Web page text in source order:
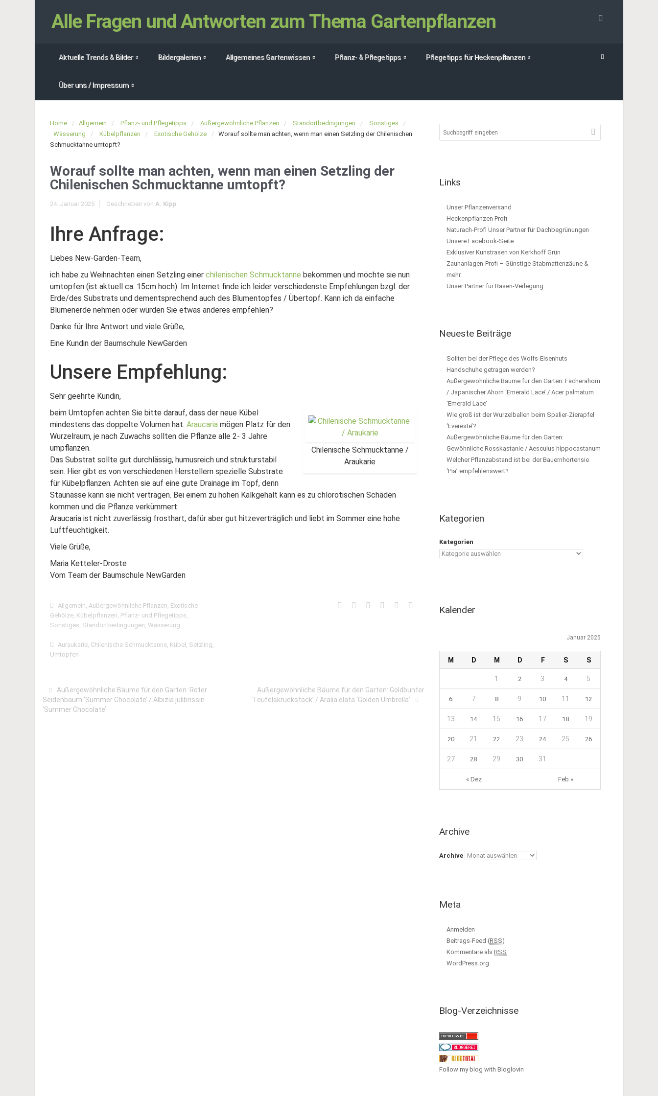
Alle Fragen und Antworten zum Thema Gartenpflanzen
Aktuelle Trends & Bilder Bildergalerien Allgemeines Gartenwissen Pflanz- & Pflegetipps Pflegetipps für Heckenpflanzen
Über uns / Impressum
Home Allgemein Pflanz- und Pflegetipps Außergewöhnliche Pflanzen Standortbedingungen
Sonstiges
Wässerung
Kübelpflanzen Exotische Gehölze
Worauf sollte man achten, wenn man einen Setzling der Chilenischen
Schmucktanne umtopft?
Worauf sollte man achten, wenn man einen Setzling der
Chilenischen Schmucktanne umtopft?
24. Januar 2025 Geschrieben von A. Kipp
Ihre Anfrage:
Liebes New-Garden-Team,
ich habe zu Weihnachten einen Setzling einer chilenischen Schmucktanne bekommen und möchte sie nun
umtopfen (ist aktuell ca. 15cm hoch). Im Internet finde ich leider verschiedenste Empfehlungen bzgl. der
Erde/des Substrats und dementsprechend auch des Blumentopfes / Übertopf. Kann ich da einfache
Blumenerde nehmen oder würden Sie etwas anderes empfehlen?
Danke für Ihre Antwort und viele Grüße,
Eine Kundin der Baumschule NewGarden
Unsere Empfehlung:
Sehr geehrte Kundin,
Chilenische Schmucktanne /
Araukarie
beim Umtopfen achten Sie bitte darauf, dass der neue Kübel
mindestens das doppelte Volumen hat. Araucaria mögen Platz für den
Wurzelraum, je nach Zuwachs sollten die Pflanze alle 2- 3 Jahre
umpflanzen.
Das Substrat sollte gut durchlässig, humusreich und strukturstabil
sein. Hier gibt es von verschiedenen Herstellern spezielle Substrate
für Kübelpflanzen. Achten sie auf eine gute Drainage im Topf, denn
Staunässe kann sie nicht vertragen. Bei einem zu hohen Kalkgehalt kann es zu chlorotischen Schäden
kommen und die Pflanze verkümmert.
Araucaria ist nicht zuverlässig frosthart, dafür aber gut hitzeverträglich und liebt im Sommer eine hohe
Luftfeuchtigkeit.
Viele Grüße,
Maria Ketteler-Droste
Vom Team der Baumschule NewGarden
Allgemein, Außergewöhnliche Pflanzen, Exotische
Gehölze, Kübelpflanzen, Pflanz- und Pflegetipps,
Sonstiges, Standortbedingungen, Wässerung
Auraukarie, Chilenische Schmucktanne, Kübel , Setzling,
Umtopfen
Außergewöhnliche Bäume für den Garten: Roter
Seidenbaum ‘Summer Chocolate’ / Albizia julibrissin
‘Summer Chocolate’
Außergewöhnliche Bäume für den Garten: Goldbunter
‘Teufelskrückstock’ / Aralia elata ‘Golden Umbrella’
Links
Unser Pflanzenversand
Heckenpflanzen Profi
Naturach-Profi Unser Partner für Dachbegrünungen
Unsere Facebook-Seite
Exklusiver Kunstrasen von Kerkhoff Grün
Zaunanlagen-Profi – Günstige Stabmattenzäune &
mehr
Unser Partner für Rasen-Verlegung
Neueste Beiträge
Sollten bei der Pflege des Wolfs-Eisenhuts
Handschuhe getragen werden?
Außergewöhnliche Bäume für den Garten: Fächerahorn
/ Japanischer Ahorn ‘Emerald Lace’ / Acer palmatum
‘Emerald Lace’
Wie groß ist der Wurzelballen beim Spalier-Zierapfel
‘Evereste’?
Außergewöhnliche Bäume für den Garten:
Gewöhnliche Rosskastanie / Aesculus hippocastanum
Welcher Pflanzabstand ist bei der Bauernhortensie
‘Pia’ empfehlenswert?
Kategorien
Kategorien
Kalender
Januar 2025
M D M D F S S
« Dez Feb »
1 2 3 4 5
6 7 8 9 10 11 12
13 14 15 16 17 18 19
20 21 22 23 24 25 26
27 28 29 30 31
Archive
Archive
Meta
Anmelden
Beitrags-Feed (RSS)
Kommentare als RSS
WordPress.org
Blog-Verzeichnisse
Follow my blog with Bloglovin